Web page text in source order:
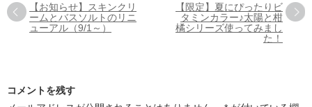
【お知らせ】スキンクリ
ームとバスソルトのリニ
ューアル（9/1～）
【限定】夏にぴったりビ
タミンカラー♪太陽と柑
橘シリーズ使ってみまし
た！
コメントを残す